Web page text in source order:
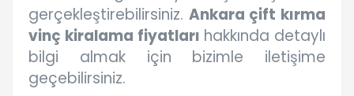
gerçekleştirebilirsiniz. Ankara çift kırma
vinç kiralama fiyatları hakkında detaylı
bilgi almak için bizimle iletişime
geçebilirsiniz.